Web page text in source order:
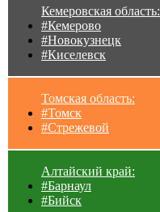
Кемеровская область:
#Кемерово
#Новокузнецк
#Киселевск
Томская область:
#Томск
#Стрежевой
Алтайский край:
#Барнаул
#Бийск